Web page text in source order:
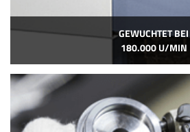
GEWUCHTET BEI
180.000 U/MIN